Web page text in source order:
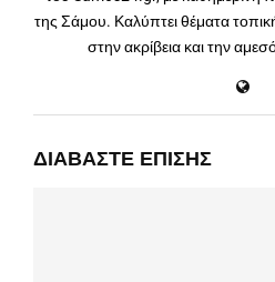
της Σάμου. Καλύπτει θέματα
στην ακρίβεια και την
ΔΙΑΒΆΣΤΕ ΕΠΊΣΗΣ